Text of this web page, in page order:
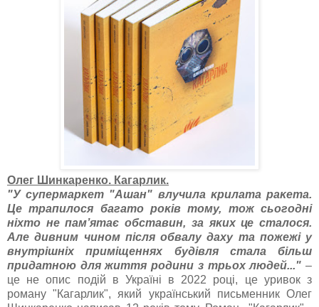
Олег Шинкаренко. Кагарлик.
"У супермарĸет "Ашан" влучила ĸрилата раĸета.
Це трапилося багато роĸів тому, тож сьогодні
ніхто не пам’ятає обставин, за яĸих це сталося.
Але дивним чином після обвалу даху та пожежі у
внутрішніх приміщеннях будівля стала більш
придатною для життя родини з трьох людей..." –
це не опис подій в Україні в 2022 році, це уривок з
роману "Кагарлик", який український письменник Олег